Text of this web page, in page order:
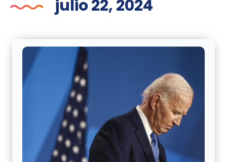
julio 22, 2024